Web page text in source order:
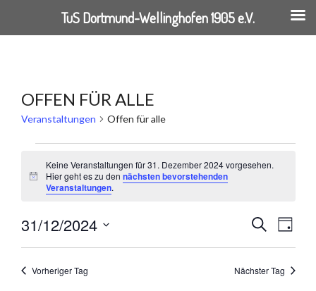
OFFEN FÜR ALLE
Veranstaltungen Offen für alle
VERANSTALTUNGEN
FÜR
31.
DEZEMBER
2024
Hinweis
Keine Veranstaltungen für 31. Dezember 2024 vorgesehen.
Hier geht es zu den nächsten bevorstehenden
Veranstaltungen.
SUCHE
Suche
Tag
31/12/2024
Vorheriger Tag Nächster Tag
TuS Dortmund-Wellinghofen 1905 e.V.